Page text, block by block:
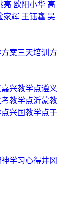
亮 欧阳小华 高
家辉 王钰鑫 吴
案三天培训方
嘉兴教学点遵义
考教学点沂蒙教
兴国教学点于
学习心得井冈